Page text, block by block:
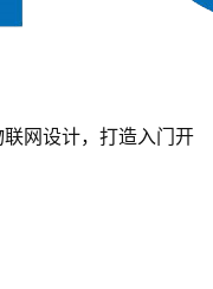
网设计，打造入门开